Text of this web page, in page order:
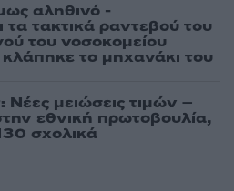
αληθινό -
τα τακτικά ραντεβού του
του νοσοκομείου
το μηχανάκι του
μειώσεις τιμών –
εθνική πρωτοβουλία,
σχολικά